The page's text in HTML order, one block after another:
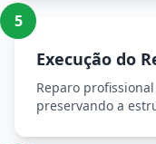
5
Execução do
Reparo
preservando a